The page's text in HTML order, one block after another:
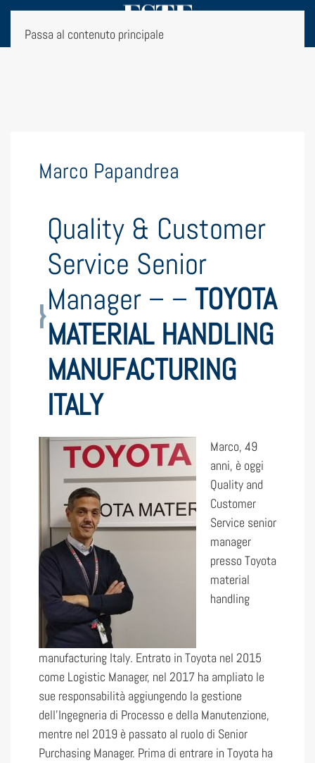
Passa al contenuto principale
Marco Papandrea
Quality & Customer
Service Senior
Manager – – TOYOTA
MATERIAL HANDLING
MANUFACTURING
ITALY
Marco, 49
anni, è oggi
Quality and
Customer
Service senior
manager
presso Toyota
material
handling
manufacturing Italy. Entrato in Toyota nel 2015
come Logistic Manager, nel 2017 ha ampliato le
sue responsabilità aggiungendo la gestione
dell’Ingegneria di Processo e della Manutenzione,
mentre nel 2019 è passato al ruolo di Senior
Purchasing Manager. Prima di entrare in Toyota ha